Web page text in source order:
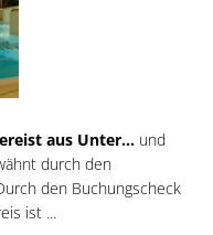
aus Unter... und
durch den
den Buchungscheck
ist ...